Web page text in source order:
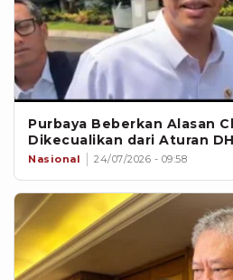
Purbaya Beberkan Alasan
Dikecualikan dari Aturan
Nasional 24/07/2026 - 09:58